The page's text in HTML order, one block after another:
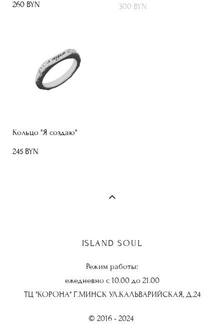
260 BYN 300 BYN
Кольцо "Я создаю"
245 BYN
ISLAND SOUL
Режим работы:
ежедневно с 10.00 до 21.00
ТЦ "КОРОНА" Г.МИНСК УЛ.КАЛЬВАРИЙСКАЯ, Д.24
© 2016 - 2024